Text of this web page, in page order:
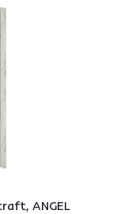
ANGEL